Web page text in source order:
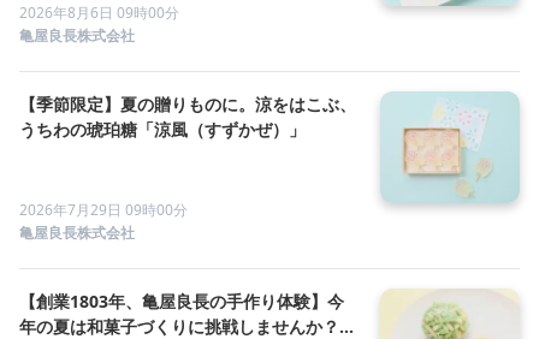
2026年8月6日 09時00分
亀屋良長株式会社
【季節限定】夏の贈りものに。涼をはこぶ、
うちわの琥珀糖「涼風（すずかぜ）」
2026年7月29日 09時00分
亀屋良長株式会社
【創業1803年、亀屋良長の手作り体験】今
年の夏は和菓子づくりに挑戦しませんか？夏